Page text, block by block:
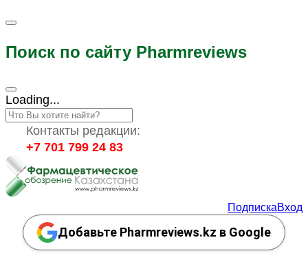
Поиск по сайту Pharmreviews
Loading...
Контакты редакции:
+7 701 799 24 83
ПодпискаВход
Добавьте Pharmreviews.kz в Google